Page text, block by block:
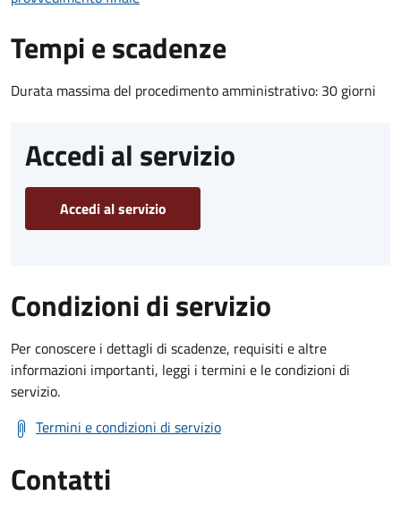
Tempi e scadenze
Durata massima del procedimento amministrativo: 30 giorni
Accedi al servizio
Accedi al servizio
Condizioni di servizio
Per conoscere i dettagli di scadenze, requisiti e altre
informazioni importanti, leggi i termini e le condizioni di
servizio.
Termini e condizioni di servizio
Contatti